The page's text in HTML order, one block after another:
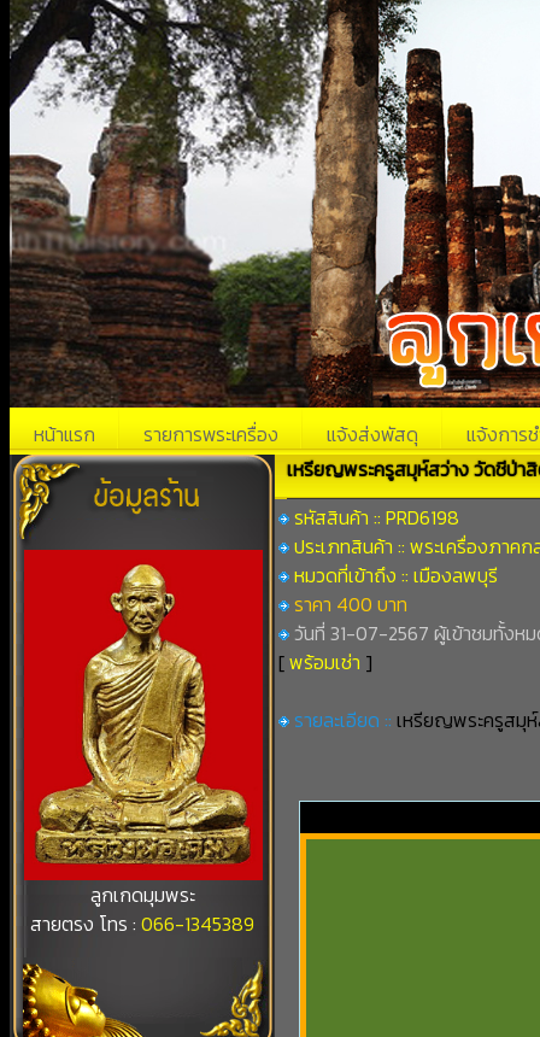
หน้าแรก รายการพระเครื่อง แจ้งส่งพัสดุ แจ้งการช
ลูกเกดมุมพระ
สายตรง โทร :066-1345389
เหรียญพระครูสมุห์สว่าง วัดชีป่าสิ
รหัสสินค้า :: PRD6198
ประเภทสินค้า :: พระเครื่องภาคก
หมวดที่เข้าถึง :: เมืองลพบุรี
ราคา 400 บาท
วันที่ 31-07-2567 ผู้เข้าชมทั้งห
[พร้อมเช่า ]
รายละเอียด :: เหรียญพระครูสมุ